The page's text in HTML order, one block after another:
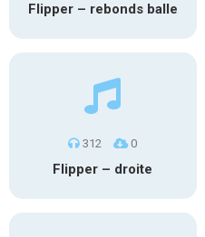
Flipper – rebonds balle
312 0
Flipper – droite